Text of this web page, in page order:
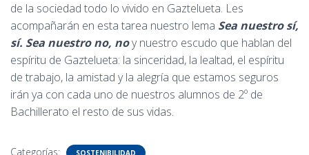
de la sociedad todo lo vivido en Gaztelueta. Les
acompañarán en esta tarea nuestro lema Sea nuestro sí,
sí. Sea nuestro no, noy nuestro escudo que hablan del
espíritu de Gaztelueta: la sinceridad, la lealtad, el espíritu
de trabajo, la amistad y la alegría que estamos seguros
irán ya con cada uno de nuestros alumnos de 2º de
Bachillerato el resto de sus vidas.
Categorías: SOSTENIBILIDAD